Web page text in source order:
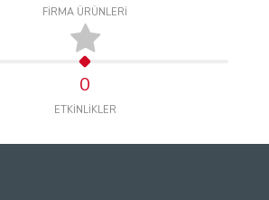
FİRMA ÜRÜNLERİ
0
ETKİNLİKLER